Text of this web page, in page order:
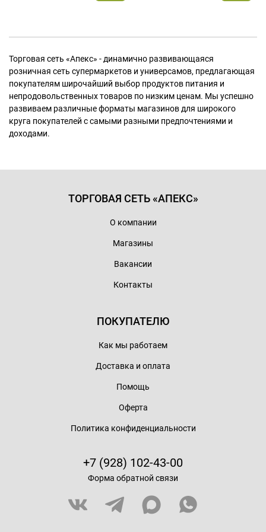
Торговая сеть «Апекс» - динамично развивающаяся
розничная сеть супермаркетов и универсамов, предлагающая
покупателям широчайший выбор продуктов питания и
непродовольственных товаров по низким ценам. Мы успешно
развиваем различные форматы магазинов для широкого
круга покупателей с самыми разными предпочтениями и
доходами.
ТОРГОВАЯ СЕТЬ «АПЕКС»
О компании
Магазины
Вакансии
Контакты
ПОКУПАТЕЛЮ
Как мы работаем
Доставка и оплата
Помощь
Оферта
Политика конфиденциальности
+7 (928) 102-43-00
Форма обратной связи